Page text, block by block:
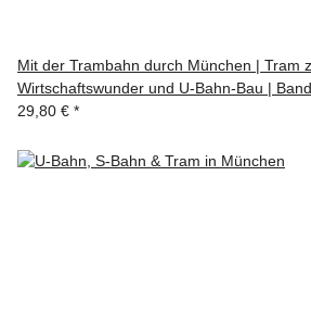
Mit der Trambahn durch München | Tram
Wirtschaftswunder und U-Bahn-Bau |
29,80 € *